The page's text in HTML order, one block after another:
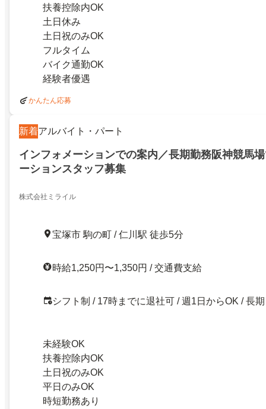
扶養控除内OK
土日休み
土日祝のみOK
フルタイム
バイク通勤OK
経験者優遇
かんたん応募
新着アルバイト・パート
インフォメーションでの案内／長期勤務阪神競馬
ーションスタッフ募集
株式会社ミライル
宝塚市 駒の町 / 仁川駅 徒歩5分
時給1,250円〜1,350円 / 交通費支給
シフト制 / 17時までに退社可 / 週1日からOK / 長期
未経験OK
扶養控除内OK
土日祝のみOK
平日のみOK
時短勤務あり